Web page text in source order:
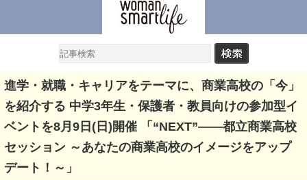
進学・就職・キャリアをテーマに、商業高校の「今」
を紹介する 中学3年生・保護者・教員向けの参加型イ
ベントを8月9日(日)開催 「“NEXT”――都立商業高校
セッション ～あなたの商業高校のイメージをアップ
デート！～」